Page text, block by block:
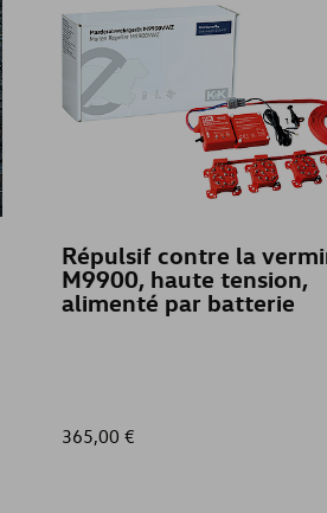
Répulsif contre la
M9900, haute tension,
alimenté par batterie
365,00 €